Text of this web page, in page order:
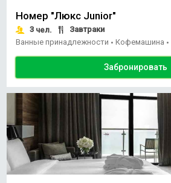
Номер "Люкс Junior"
3 чел.
Завтраки
Ванные принадлежности • Кофемашина •
Забронировать